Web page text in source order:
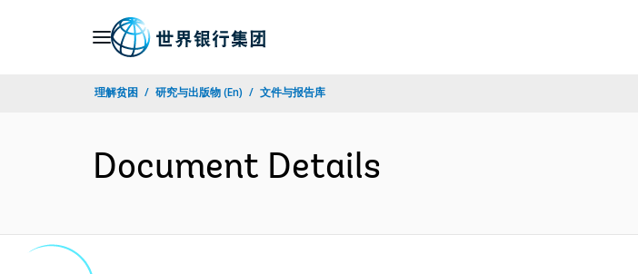
理解贫困 研究与出版物 (En) 文件与报告库
Document Details